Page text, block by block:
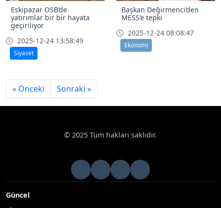
Eskipazar OSB’de
yatırımlar bir bir hayata
geçiriliyor
2025-12-24 13:58:49
Siyaset
Başkan Değirmenci’den
MESS’e tepki
2025-12-24 08:08:47
Ekonomi
« Önceki Sonraki »
© 2025 Tüm hakları saklıdır.
Güncel